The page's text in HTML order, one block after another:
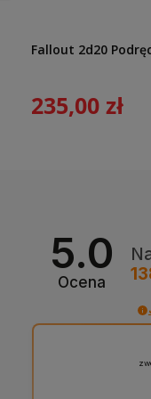
Fallout 2d20
235,00 zł
5.0
Ocena